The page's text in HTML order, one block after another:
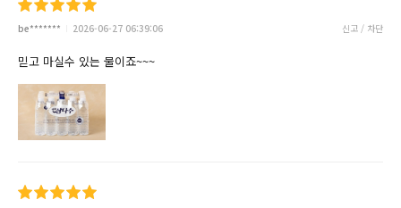
be******* 2026-06-27 06:39:06 신고 / 차단
믿고 마실수 있는 물이죠~~~